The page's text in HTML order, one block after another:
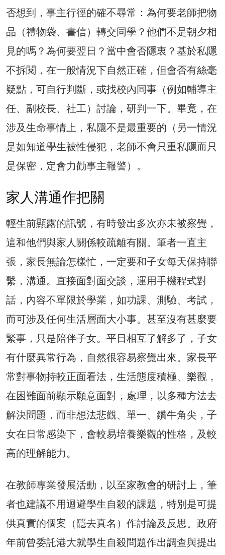
否想到，事主行徑的確不尋常：為何要老師把物
品（禮物袋、書信）轉交同學？他們不是朝夕相
見的嗎？為何要翌日？當中會否隱衷？基於私隱
不拆閱，在一般情況下自然正確，但會否有絲毫
疑點，可自行判斷，或找校內同事（例如輔導主
任、副校長、社工）討論，研判一下。畢竟，在
涉及生命事情上，私隱不是最重要的（另一情況
是如知道學生被性侵犯，老師不會只重私隱而只
是保密，定會力勸事主報警）。
家人溝通作把關
輕生前顯露的訊號，有時發出多次亦未被察覺，
這和他們與家人關係較疏離有關。筆者一直主
張，家長無論怎樣忙，一定要和子女每天保持聯
繫，溝通。直接面對面交談，運用手機程式對
話，內容不單限於學業，如功課、測驗、考試，
而可涉及任何生活層面大小事。甚至沒有甚麼要
緊事，只是陪伴子女。平日相互了解多了，子女
有什麼異常行為，自然很容易察覺出來。家長平
常對事物持較正面看法，生活態度積極、樂觀，
在困難面前顯示願意面對，處理，以多種方法去
解決問題，而非想法悲觀、單一、鑽牛角尖，子
女在日常感染下，會較易培養樂觀的性格，及較
高的理解能力。
在教師專業發展活動，以至家教會的研討上，筆
者也建議不用迴避學生自殺的課題，特別是可提
供真實的個案（隱去真名）作討論及反思。政府
年前曾委託港大就學生自殺問題作出調查與提出